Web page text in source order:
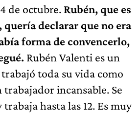
de octubre. Rubén, que es
declarar que no era
forma de convencerlo,
Rubén Valenti es un
toda su vida como
trabajador incansable. Se
trabaja hasta las 12. Es muy